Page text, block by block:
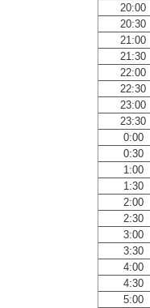
20:00
20:30
21:00
21:30
22:00
22:30
23:00
23:30
0:00
0:30
1:00
1:30
2:00
2:30
3:00
3:30
4:00
4:30
5:00